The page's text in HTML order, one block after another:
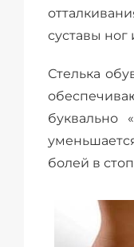
суставы ног
Стелька
буквально
болей в